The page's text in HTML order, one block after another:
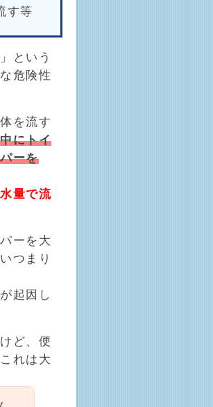
す等
という
危険性
を流す
にトイ
ーを
量で流
ーを大
つまり
起因し
ど、便
れは大